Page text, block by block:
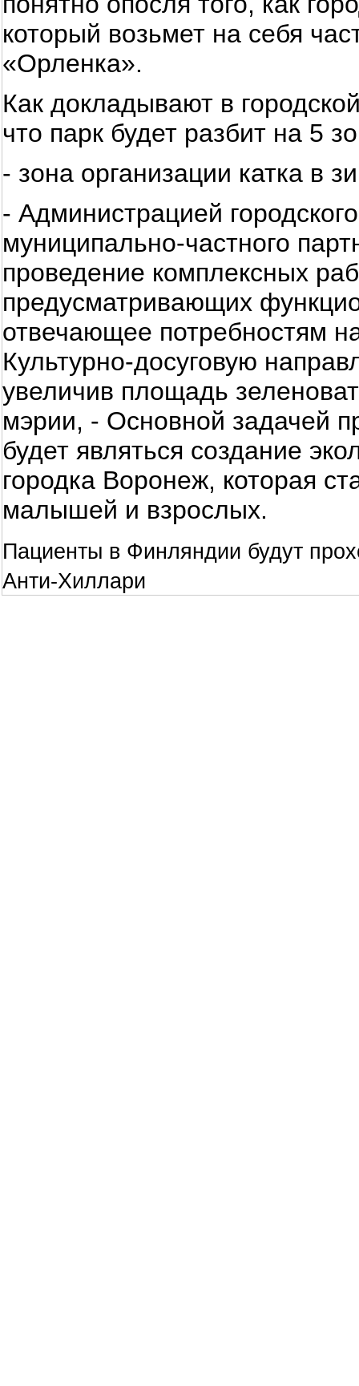
который возьмет на себя
«Орленка».
Как докладывают в
что парк будет разбит на 5
- зона организации катка в
- Администрацией
муниципально-частного
проведение комплексных
предусматривающих
отвечающее потребностям
Культурно-досуговую
увеличив площадь
мэрии, - Основной задачей
будет являться создание
городка Воронеж, которая
малышей и взрослых.
Пациенты в Финляндии будут
Анти-Хиллари